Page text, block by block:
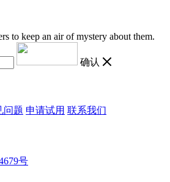
to keep an air of mystery about them.
确认
问题 申请试用 联系我们
号